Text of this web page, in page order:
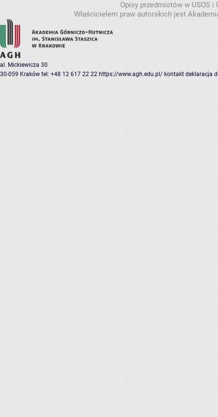
Opisy przedmiotów w USOS
Właścicielem praw autorskich jest
al. Mickiewicza 30
30-059 Kraków tel: +48 12 617 22 22 https://www.agh.edu.pl/ kontakt deklaracja